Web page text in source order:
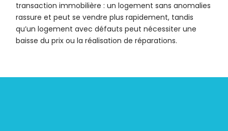
transaction immobilière : un logement sans anomalies
rassure et peut se vendre plus rapidement, tandis
qu’un logement avec défauts peut nécessiter une
baisse du prix ou la réalisation de réparations.